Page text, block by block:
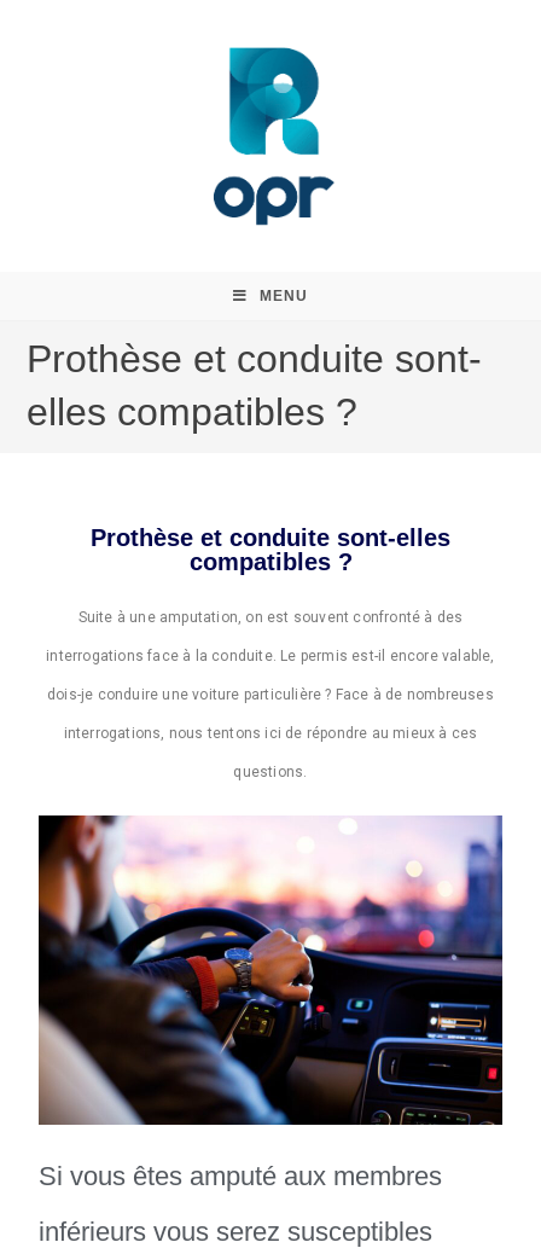
MENU
Prothèse et conduite sont-
elles compatibles ?​
Prothèse et conduite sont-elles
compatibles ?
Suite à une amputation, on est souvent confronté à des
interrogations face à la conduite. Le permis est-il encore valable,
dois-je conduire une voiture particulière ? Face à de nombreuses
interrogations, nous tentons ici de répondre au mieux à ces
questions.
Si vous êtes amputé aux membres
inférieurs vous serez susceptibles